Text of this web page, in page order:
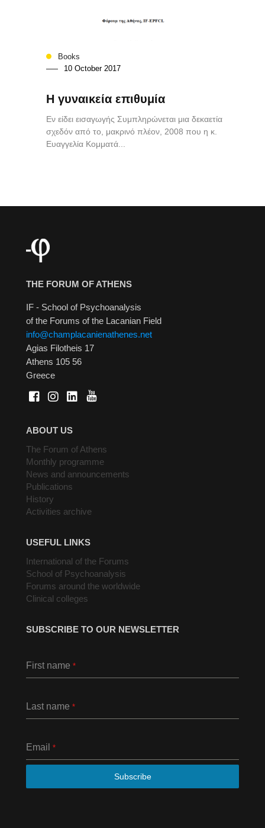
Books
10 October 2017
Η γυναικεία επιθυμία
Εν είδει εισαγωγής Συμπληρώνεται μια δεκαετία
σχεδόν από το, μακρινό πλέον, 2008 που η κ.
Ευαγγελία Κομματά...
THE FORUM OF ATHENS
IF - School of Psychoanalysis
of the Forums of the Lacanian Field
info@champlacanienathenes.net
Agias Filotheis 17
Athens 105 56
Greece
ABOUT US
The Forum of Athens
Monthly programme
News and announcements
Publications
History
Activities archive
USEFUL LINKS
International of the Forums
School of Psychoanalysis
Forums around the worldwide
Clinical colleges
SUBSCRIBE TO OUR NEWSLETTER
First name *
Last name *
Email *
Subscribe